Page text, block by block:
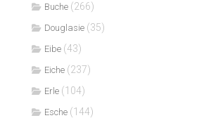
Buche (266)
Douglasie (35)
Eibe (43)
Eiche (237)
Erle (104)
Esche (144)